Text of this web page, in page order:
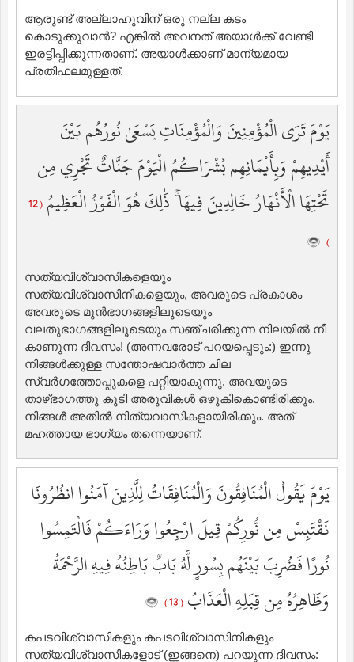
ആരുണ്ട് അല്ലാഹുവിന് ഒരു നല്ല കടം
കൊടുക്കുവാന്‍? എങ്കില്‍ അവനത് അയാള്‍ക്ക് വേണ്ടി
ഇരട്ടിപ്പിക്കുന്നതാണ്‌. അയാള്‍ക്കാണ് മാന്യമായ
പ്രതിഫലമുള്ളത്‌.
يَوْمَ تَرَى الْمُؤْمِنِينَ وَالْمُؤْمِنَاتِ يَسْعَىٰ نُورُهُم بَيْنَ
أَيْدِيهِمْ وَبِأَيْمَانِهِم بُشْرَاكُمُ الْيَوْمَ جَنَّاتٌ تَجْرِي مِن
تَحْتِهَا الْأَنْهَارُ خَالِدِينَ فِيهَا ۚ ذَٰلِكَ هُوَ الْفَوْزُ الْعَظِيمُ ( 12
)
സത്യവിശ്വാസികളെയും
സത്യവിശ്വാസിനികളെയും, അവരുടെ പ്രകാശം
അവരുടെ മുന്‍ഭാഗങ്ങളിലൂടെയും
വലതുഭാഗങ്ങളിലൂടെയും സഞ്ചരിക്കുന്ന നിലയില്‍ നീ
കാണുന്ന ദിവസം! (അന്നവരോട് പറയപ്പെടും:) ഇന്നു
നിങ്ങള്‍ക്കുള്ള സന്തോഷവാര്‍ത്ത ചില
സ്വര്‍ഗത്തോപ്പുകളെ പറ്റിയാകുന്നു. അവയുടെ
താഴ്ഭാഗത്തു കൂടി അരുവികള്‍ ഒഴുകികൊണ്ടിരിക്കും.
നിങ്ങള്‍ അതില്‍ നിത്യവാസികളായിരിക്കും. അത്
മഹത്തായ ഭാഗ്യം തന്നെയാണ്‌.
يَوْمَ يَقُولُ الْمُنَافِقُونَ وَالْمُنَافِقَاتُ لِلَّذِينَ آمَنُوا انظُرُونَا
نَقْتَبِسْ مِن نُّورِكُمْ قِيلَ ارْجِعُوا وَرَاءَكُمْ فَالْتَمِسُوا
نُورًا فَضُرِبَ بَيْنَهُم بِسُورٍ لَّهُ بَابٌ بَاطِنُهُ فِيهِ الرَّحْمَةُ
وَظَاهِرُهُ مِن قِبَلِهِ الْعَذَابُ ( 13 )
കപടവിശ്വാസികളും കപടവിശ്വാസിനികളും
സത്യവിശ്വാസികളോട് (ഇങ്ങനെ) പറയുന്ന ദിവസം: